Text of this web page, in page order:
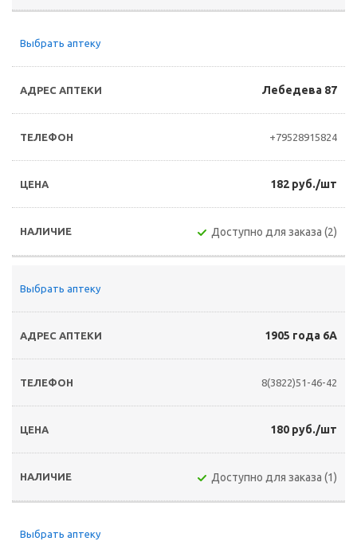
Выбрать аптеку
Лебедева 87
+79528915824
182 руб./шт
Доступно для заказа (2)
Выбрать аптеку
1905 года 6А
8(3822)51-46-42
180 руб./шт
Доступно для заказа (1)
Выбрать аптеку